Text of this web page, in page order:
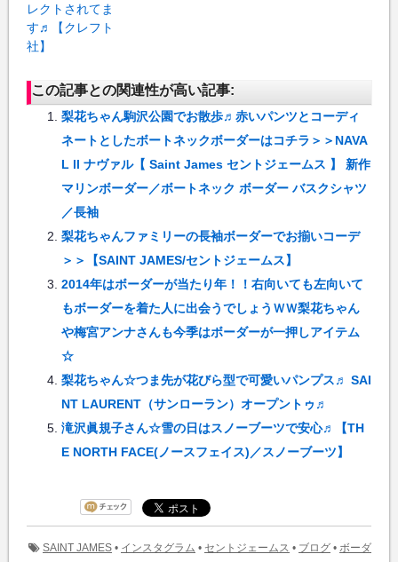
レクトされてま
す♬【クレフト
社】
この記事との関連性が高い記事:
梨花ちゃん駒沢公園でお散歩♬赤いパンツとコーディ
ネートとしたボートネックボーダーはコチラ＞＞NAVA
L ll ナヴァル【 Saint James セントジェームス 】 新作
マリンボーダー／ボートネック ボーダー バスクシャツ
／長袖
梨花ちゃんファミリーの長袖ボーダーでお揃いコーデ
＞＞【SAINT JAMES/セントジェームス】
2014年はボーダーが当たり年！！右向いても左向いて
もボーダーを着た人に出会うでしょうＷＷ梨花ちゃん
や梅宮アンナさんも今季はボーダーが一押しアイテム
☆
梨花ちゃん☆つま先が花びら型で可愛いパンプス♬ SAI
NT LAURENT（サンローラン）オープントゥ♬
滝沢眞規子さん☆雪の日はスノーブーツで安心♬【TH
E NORTH FACE(ノースフェイス)／スノーブーツ】
SAINT JAMES • インスタグラム • セントジェームス • ブログ • ボーダ